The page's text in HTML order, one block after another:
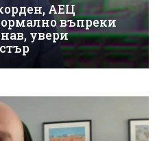
АЕЦ
въпреки
увери